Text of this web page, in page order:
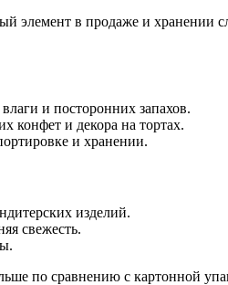
элемент в продаже и
и посторонних запахов.
конфет и декора на тортах.
и хранении.
изделий.
свежесть.
по сравнению с картонной